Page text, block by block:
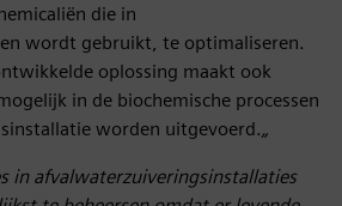
die in
wordt gebruikt, te optimaliseren.
oplossing maakt ook
in de biochemische processen
worden uitgevoerd.„
in afvalwaterzuiveringsinstallaties